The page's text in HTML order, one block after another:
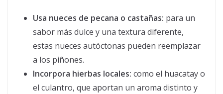
Usa nueces de pecana o castañas: para un
sabor más dulce y una textura diferente,
estas nueces autóctonas pueden reemplazar
a los piñones.
Incorpora hierbas locales: como el huacatay o
el culantro, que aportan un aroma distinto y